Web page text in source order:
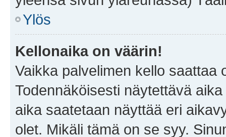
Ylös
Kellonaika on väärin!
Vaikka palvelimen kello saattaa
Todennäköisesti näytettävä
aika saatetaan näyttää eri
olet. Mikäli tämä on se syy.